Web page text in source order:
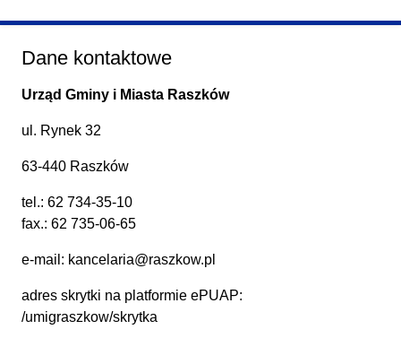
Dane kontaktowe
Urząd Gminy i Miasta Raszków
ul. Rynek 32
63-440 Raszków
tel.: 62 734-35-10
fax.: 62 735-06-65
e-mail: kancelaria@raszkow.pl
adres skrytki na platformie ePUAP:
/umigraszkow/skrytka